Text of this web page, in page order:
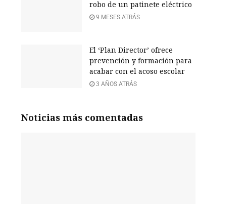
robo de un patinete eléctrico
9 MESES ATRÁS
El ‘Plan Director’ ofrece
prevención y formación para
acabar con el acoso escolar
3 AÑOS ATRÁS
Noticias más comentadas